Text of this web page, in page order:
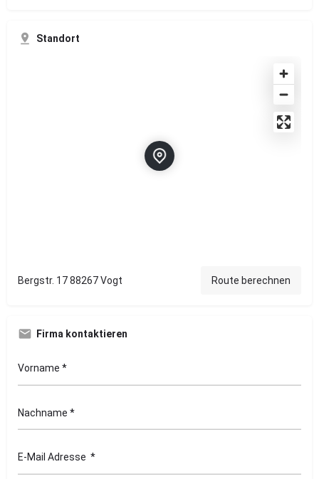
Standort
Bergstr. 17 88267 Vogt Route berechnen
Firma kontaktieren